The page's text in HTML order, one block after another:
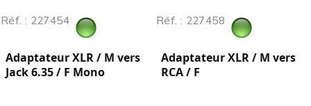
Réf. : 227454
Adaptateur XLR / M vers
Jack 6.35 / F Mono
Réf. : 227458
Adaptateur XLR / M vers
RCA / F